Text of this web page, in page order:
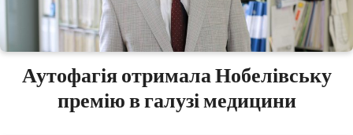
Аутофагія отримала Нобелівську
премію в галузі медицини